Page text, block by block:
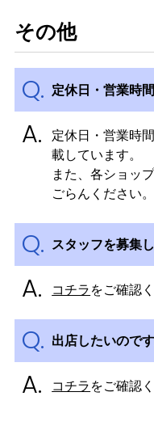
その他
定休日・営業時
定休日・営業時
載しています。
また、各ショッ
ごらんください。
スタッフを募集
コチラ をご確認
出店したいのです
コチラ をご確認